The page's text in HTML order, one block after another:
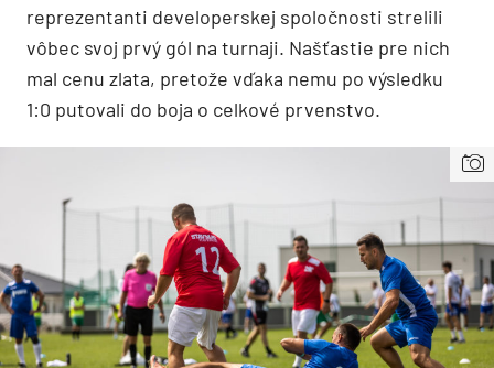
reprezentanti developerskej spoločnosti strelili
vôbec svoj prvý gól na turnaji. Našťastie pre nich
mal cenu zlata, pretože vďaka nemu po výsledku
1:0 putovali do boja o celkové prvenstvo.